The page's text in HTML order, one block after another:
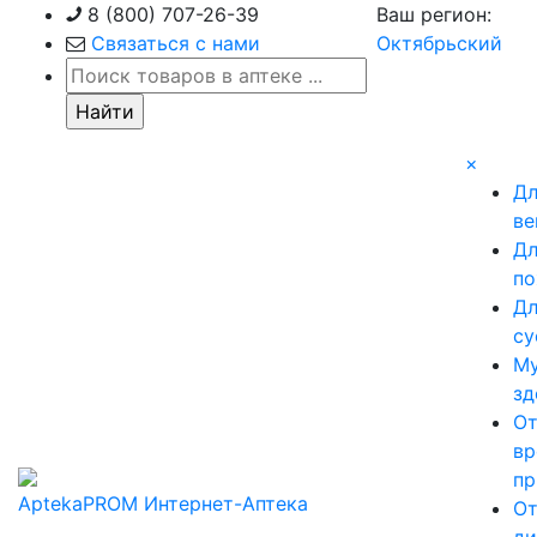
content
8 (800) 707-26-39
Связаться с нами
Ваш регион:
Октябрьский
AptekaPROM Интернет-Аптека
×